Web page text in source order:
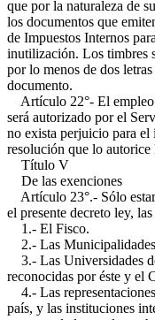
que por la naturaleza de
los documentos que
de Impuestos Internos
inutilización. Los timbres
por lo menos de dos
documento.
Artículo 22°- El empleo
será autorizado por el
no exista perjuicio para el
resolución que lo
Título V
De las exenciones
Artículo 23°.- Sólo
el presente decreto ley,
1.- El Fisco.
2.- Las
3.- Las Universidades
reconocidas por éste y el
4.- Las
país, y las instituciones